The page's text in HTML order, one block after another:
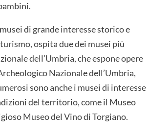
di grande interesse storico e
ospita due dei musei più
dell’Umbria, che espone opere
Nazionale dell’Umbria,
sono anche i musei di interesse
del territorio, come il Museo
Museo del Vino di Torgiano.